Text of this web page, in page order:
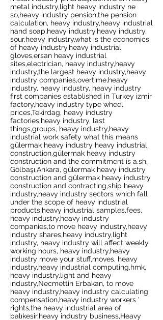
metal industry,light heavy industry ne
so,heavy industry pension,the pension
calculation, heavy industry,heavy industrial
hand soap,heavy industry,heavy industry,
sour,heavy industry,what is the economics
of heavy industry,heavy industrial
gloves,ersan heavy industrial
sites,electrician, heavy industry,heavy
industry,the largest heavy industry,heavy
industry companies,overtime,heavy
industry, heavy industry, heavy industry
first companies established in Turkey izmir
factory,heavy industry type wheel
prices,Tekirdag, heavy industry
factories,heavy industry, last
things,groups, heavy industry,heavy
industrial work safety what this means
gülermak heavy industry heavy industrial
construction,gülermak heavy industry
construction and the commitment is a.sh.
Gölbaşı,Ankara, gülermak heavy industry
construction and gülermak heavy industry
construction and contracting,ship heavy
industry,heavy industry sectors which fall
under the scope of heavy industrial
products,heavy industrial samples,fees,
heavy industry,heavy industry
companies,to move heavy industry,heavy
industry shares,heavy industry,light
industry, heavy industry will affect weekly
working hours, heavy industry,heavy
industry move your stuff,moves, heavy
industry,heavy industrial computing,hmk,
heavy industry,light and heavy
industry,Necmettin Erbakan, to move
heavy industry,heavy industry calculating
compensation,heavy industry workers '
rights,the heavy industrial area of
balıkesir,heavy industry business,Heavy